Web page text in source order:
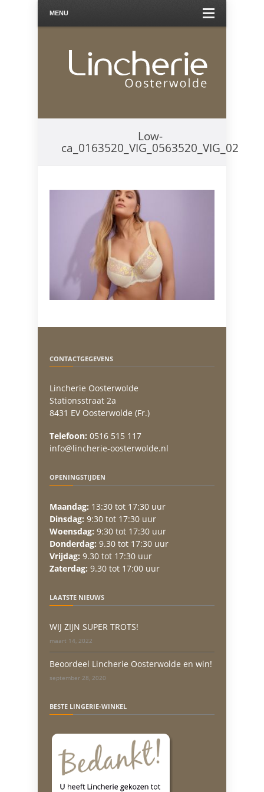
MENU
Low-
ca_0163520_VIG_0563520_VIG_02
CONTACTGEGEVENS
Lincherie Oosterwolde
Stationsstraat 2a
8431 EV Oosterwolde (Fr.)
Telefoon: 0516 515 117
info@lincherie-oosterwolde.nl
OPENINGSTIJDEN
Maandag: 13:30 tot 17:30 uur
Dinsdag: 9:30 tot 17:30 uur
Woensdag: 9:30 tot 17:30 uur
Donderdag: 9.30 tot 17:30 uur
Vrijdag: 9.30 tot 17:30 uur
Zaterdag: 9.30 tot 17:00 uur
LAATSTE NIEUWS
WIJ ZIJN SUPER TROTS!
maart 14, 2022
Beoordeel Lincherie Oosterwolde en win!
september 28, 2020
BESTE LINGERIE-WINKEL